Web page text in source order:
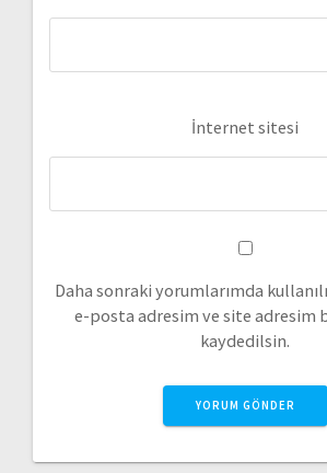
İnternet sitesi
Daha sonraki yorumlarımda
e-posta adresim ve site adresim
kaydedilsin.